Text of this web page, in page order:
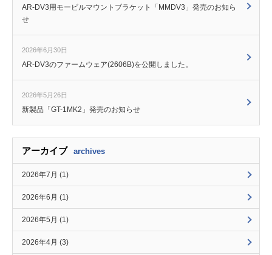
AR-DV3用モービルマウントブラケット「MMDV3」発売のお知ら
せ
2026年6月30日
AR-DV3のファームウェア(2606B)を公開しました。
2026年5月26日
新製品「GT-1MK2」発売のお知らせ
アーカイブ archives
2026年7月 (1)
2026年6月 (1)
2026年5月 (1)
2026年4月 (3)